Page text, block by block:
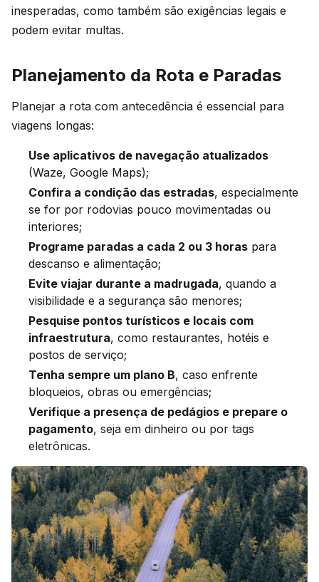
inesperadas, como também são exigências legais e
podem evitar multas.
Planejamento da Rota e Paradas
Planejar a rota com antecedência é essencial para
viagens longas:
Use aplicativos de navegação atualizados
(Waze, Google Maps);
Confira a condição das estradas, especialmente
se for por rodovias pouco movimentadas ou
interiores;
Programe paradas a cada 2 ou 3 horas para
descanso e alimentação;
Evite viajar durante a madrugada, quando a
visibilidade e a segurança são menores;
Pesquise pontos turísticos e locais com
infraestrutura, como restaurantes, hotéis e
postos de serviço;
Tenha sempre um plano B, caso enfrente
bloqueios, obras ou emergências;
Verifique a presença de pedágios e prepare o
pagamento, seja em dinheiro ou por tags
eletrônicas.